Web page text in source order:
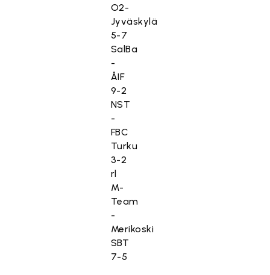
O2-
Jyväskylä
5-7
SalBa
-
ÅIF
9-2
NST
-
FBC
Turku
3-2
rl
M-
Team
-
Merikoski
SBT
7-5
l
t
ö
o
e
s
t
t
t
y
k
o
k
a
s